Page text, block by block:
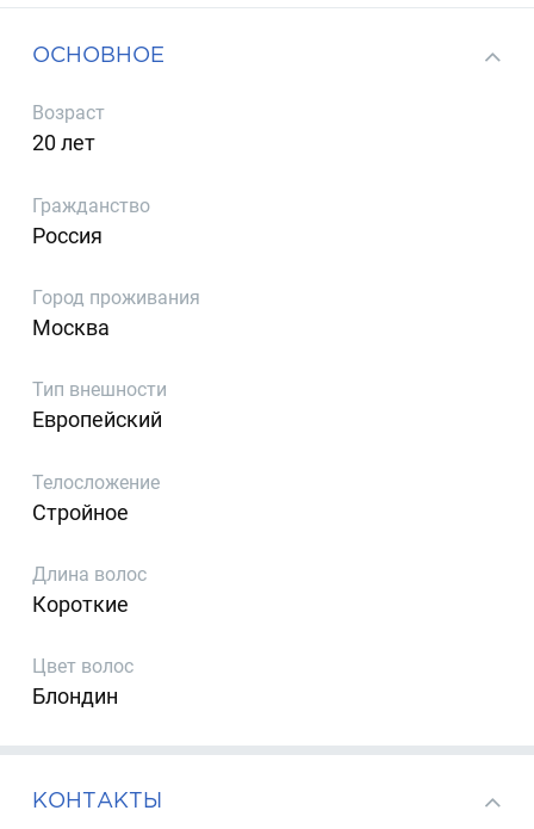
ОСНОВНОЕ
Возраст
20 лет
Гражданство
Россия
Город проживания
Москва
Тип внешности
Европейский
Телосложение
Стройное
Длина волос
Короткие
Цвет волос
Блондин
КОНТАКТЫ